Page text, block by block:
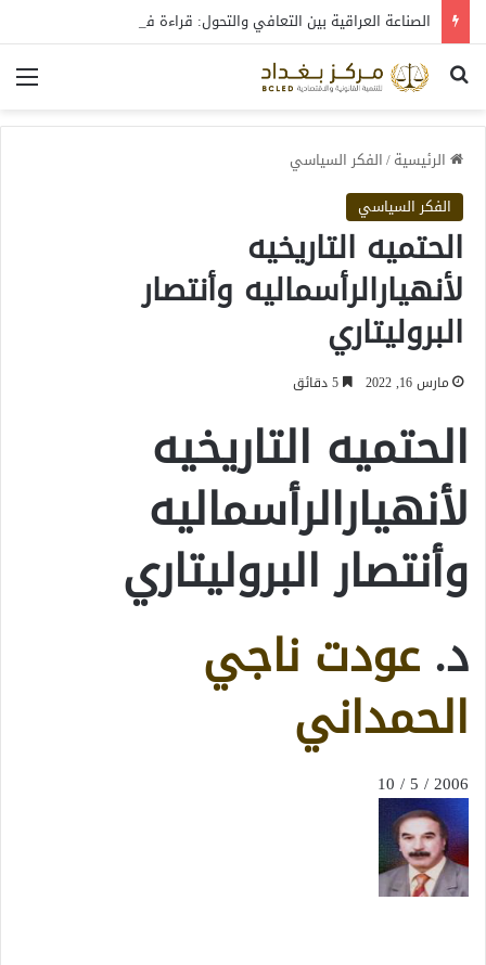
بحث عن
الرئيسية/الفكر السياسي
الفكر السياسي
الحتميه التاريخيه
لأنهيارالرأسماليه وأنتصار
البروليتاري
مارس 16, 2022
الحتميه التاريخيه
لأنهيارالرأسماليه
وأنتصار البروليتاري
د.عودت ناجي
الحمداني
2006 / 5 / 10